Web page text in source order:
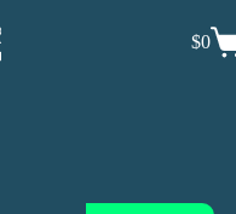
Carro
$0